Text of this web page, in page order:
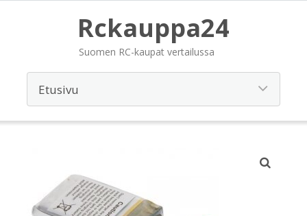
Rckauppa24
Suomen RC-kaupat vertailussa